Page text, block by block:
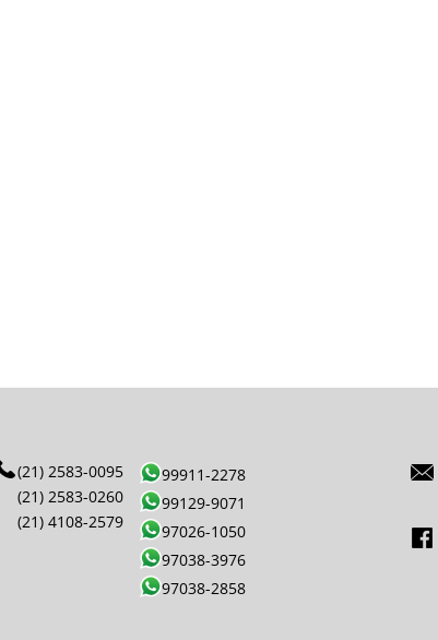
(21) 2583-0095
(21) 2583-0260
(21) 4108-2579
99911-2278
99129-9071
97026-1050
97038-3976
97038-2858